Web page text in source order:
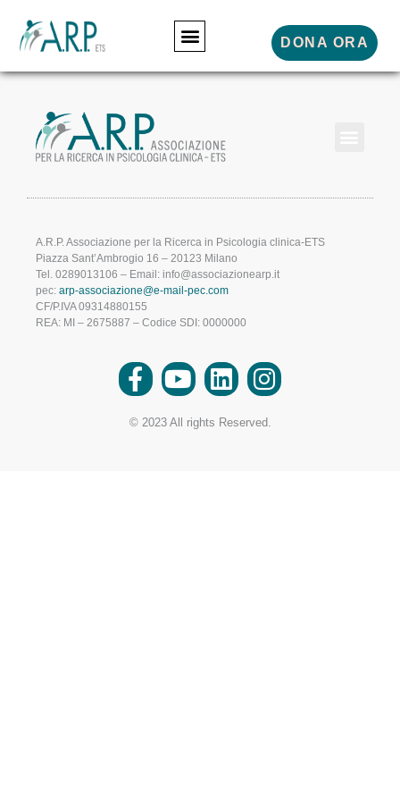
DONA ORA
A.R.P. Associazione per la Ricerca in Psicologia clinica-ETS
Piazza Sant’Ambrogio 16 – 20123 Milano
Tel. 0289013106 – Email: info@associazionearp.it
pec: arp-associazione@e-mail-pec.com
CF/P.IVA 09314880155
REA: MI – 2675887 – Codice SDI: 0000000
© 2023 All rights Reserved.